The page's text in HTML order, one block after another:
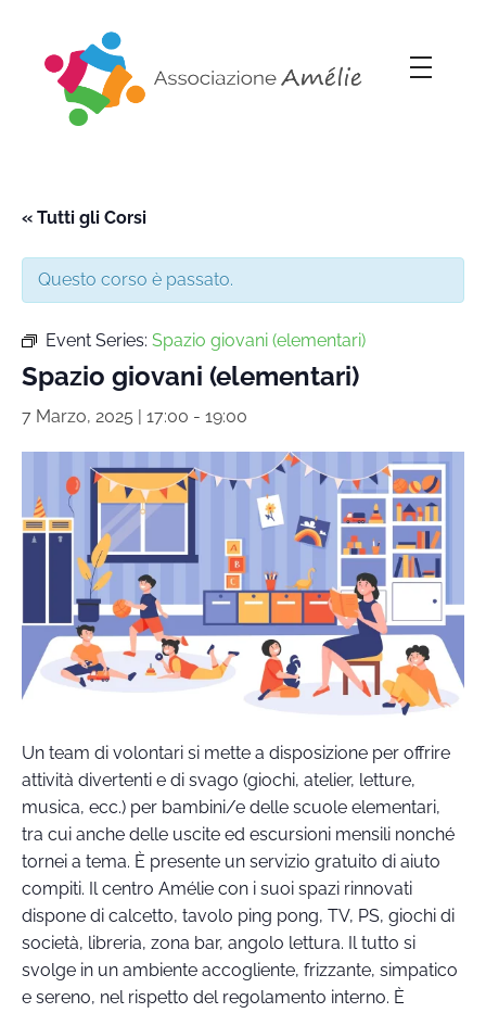
« Tutti gli Corsi
Questo corso è passato.
Event Series: Spazio giovani (elementari)
Spazio giovani (elementari)
7 Marzo, 2025 | 17:00 - 19:00
Un team di volontari si mette a disposizione per offrire
attività divertenti e di svago (giochi, atelier, letture,
musica, ecc.) per bambini/e delle scuole elementari,
tra cui anche delle uscite ed escursioni mensili nonché
tornei a tema. È presente un servizio gratuito di aiuto
compiti. Il centro Amélie con i suoi spazi rinnovati
dispone di calcetto, tavolo ping pong, TV, PS, giochi di
società, libreria, zona bar, angolo lettura. Il tutto si
svolge in un ambiente accogliente, frizzante, simpatico
e sereno, nel rispetto del regolamento interno. È